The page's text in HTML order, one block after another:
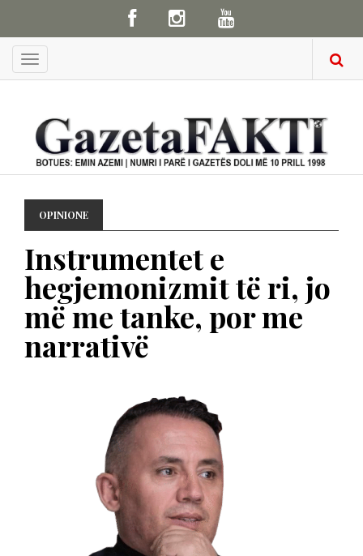
Menu
OPINIONE
Instrumentеt е
hegjemonizmit të ri, jo
më me tanke, por me
narrativë